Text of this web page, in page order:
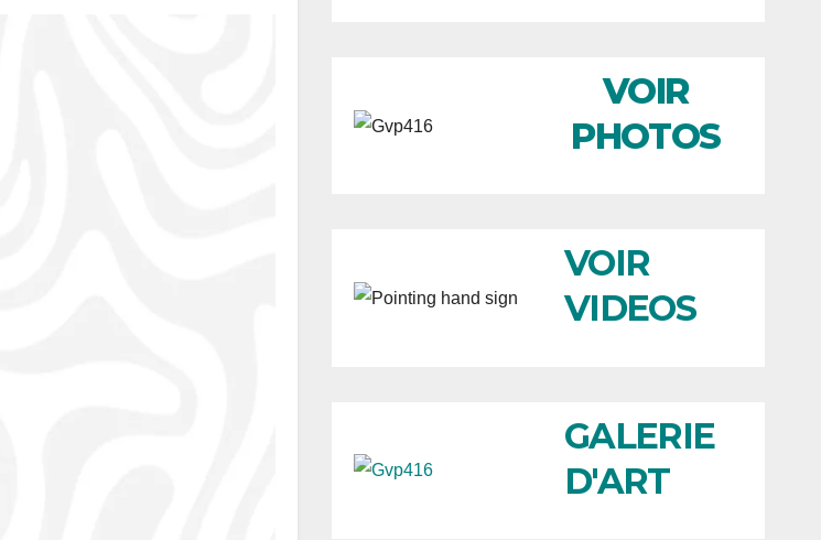
VOIR
PHOTOS
VOIR
VIDEOS
GALERIE
D'ART